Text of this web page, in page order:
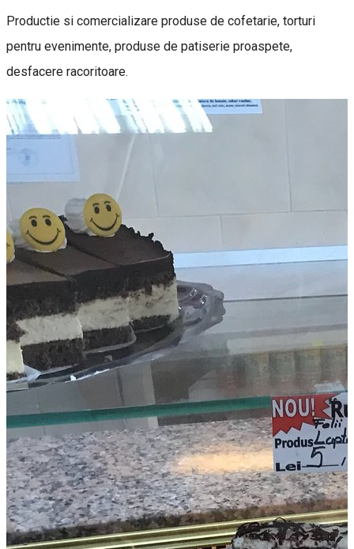
Productie si comercializare produse de cofetarie, torturi
pentru evenimente, produse de patiserie proaspete,
desfacere racoritoare.